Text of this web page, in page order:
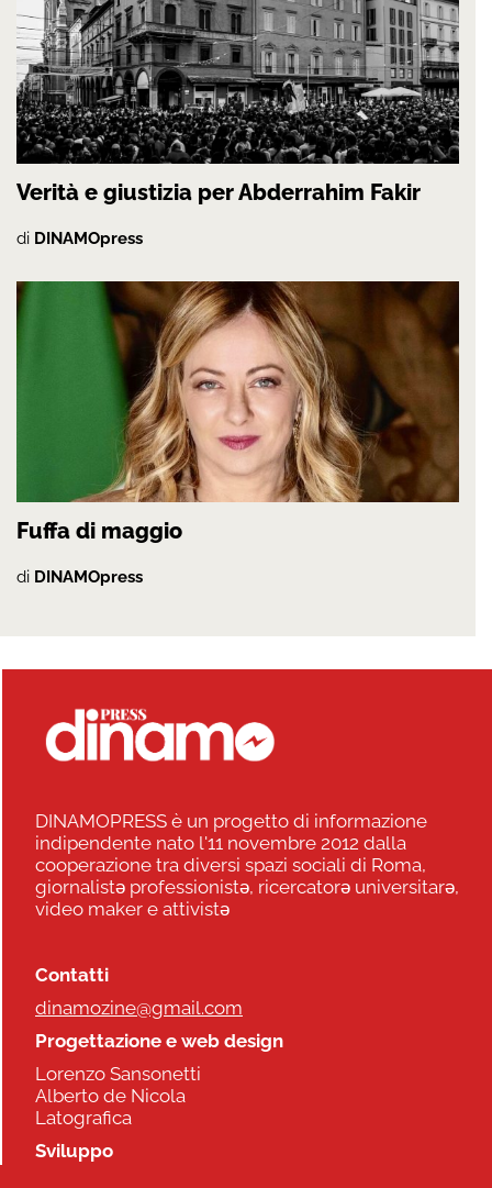
Verità e giustizia per Abderrahim Fakir
di DINAMOpress
Fuffa di maggio
di DINAMOpress
DINAMOPRESS è un progetto di informazione
indipendente nato l'11 novembre 2012 dalla
cooperazione tra diversi spazi sociali di Roma,
giornalistə professionistə, ricercatorə universitarə,
video maker e attivistə
Contatti
dinamozine@gmail.com
Progettazione e web design
Lorenzo Sansonetti
Alberto de Nicola
Latografica
Sviluppo